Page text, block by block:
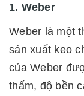
1. Weber
Weber là một
sản xuất keo
của Weber
thấm, độ bền